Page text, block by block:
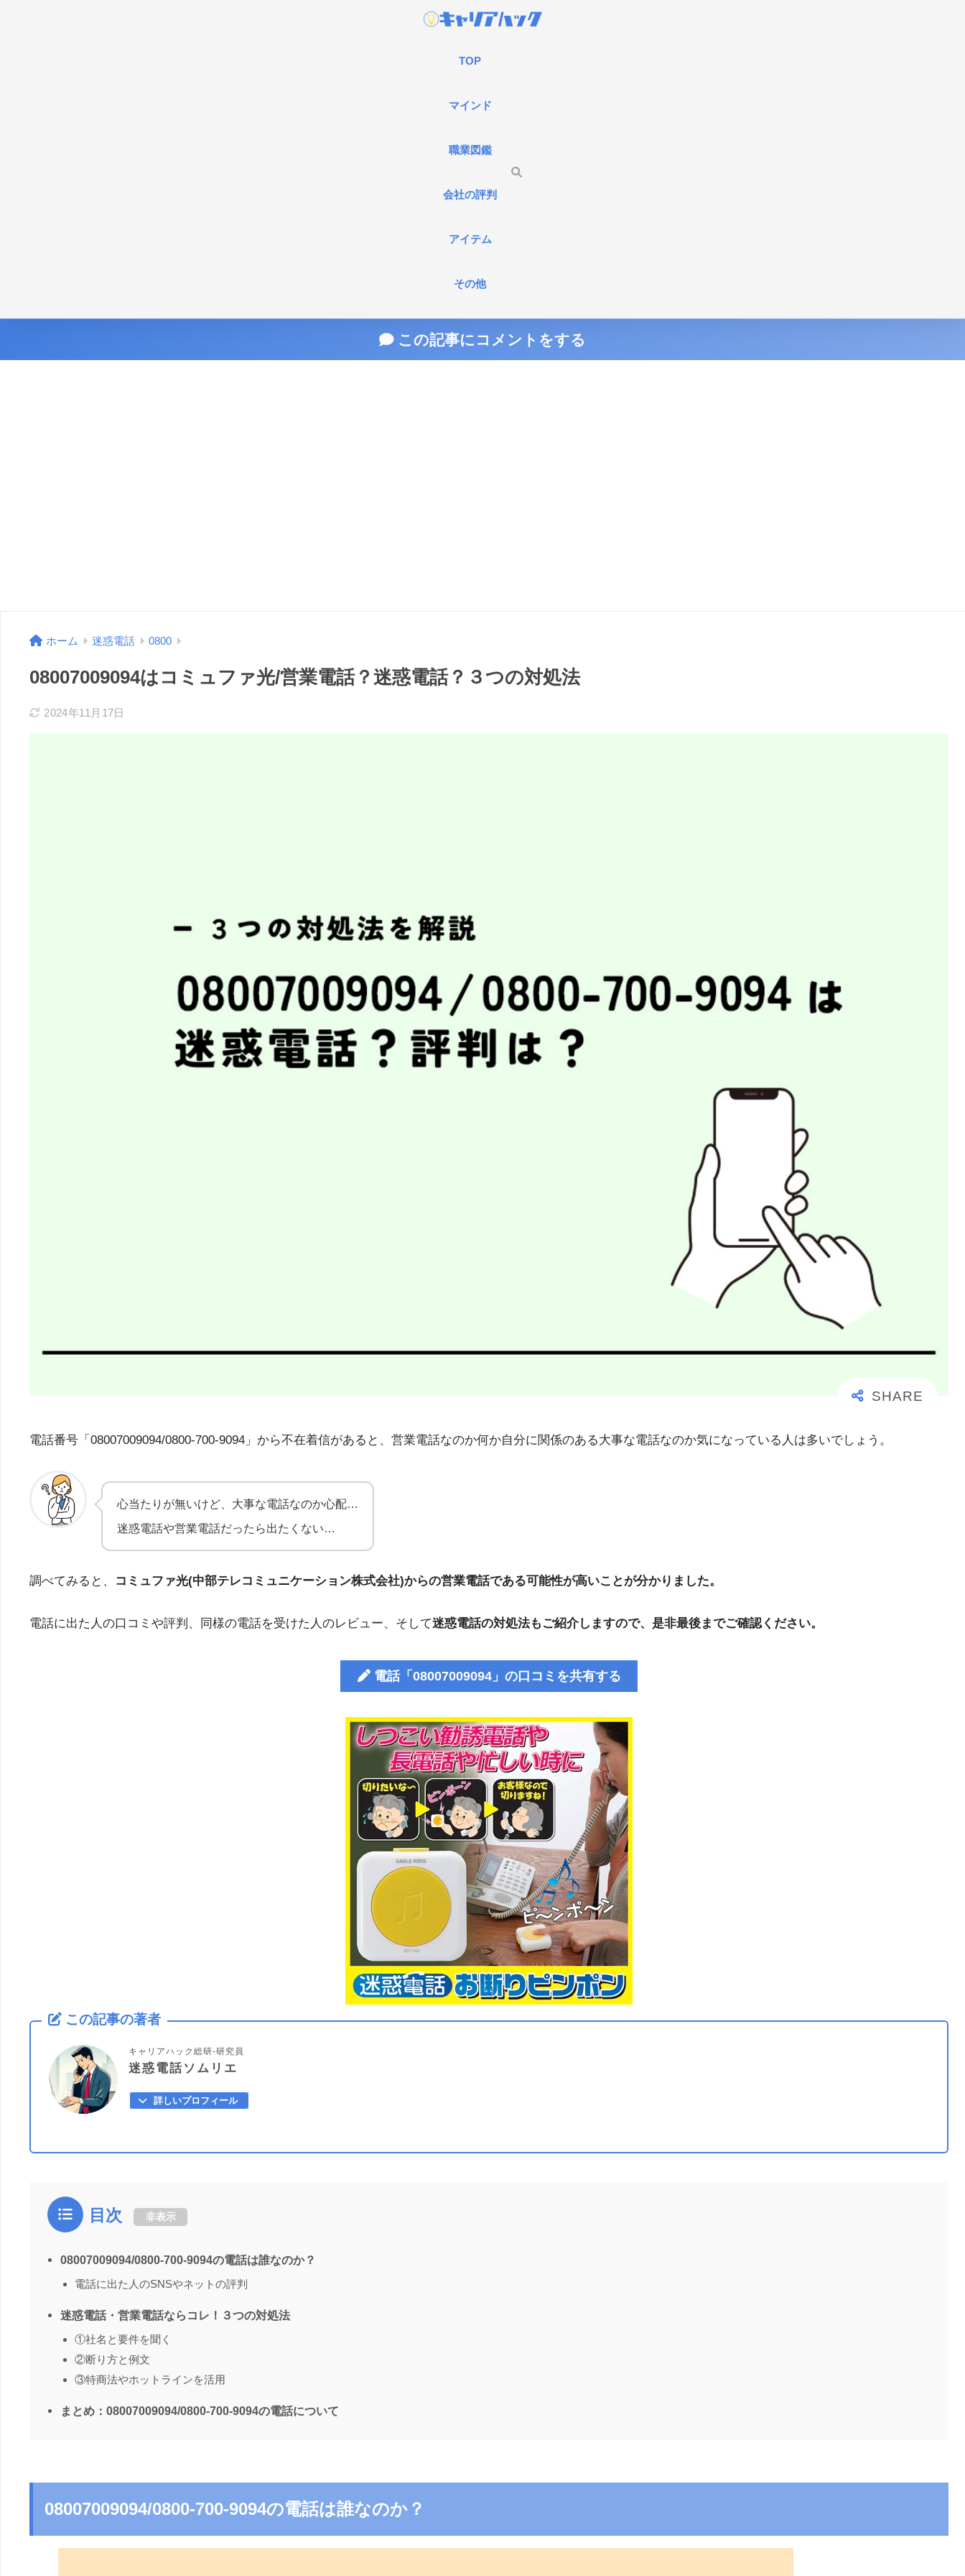
TOP
マインド
職業図鑑
会社の評判
アイテム
その他
この記事にコメントをする
ホーム 迷惑電話 0800
08007009094はコミュファ光/営業電話？迷惑電話？３つの対処法
2024年11月17日
電話番号「08007009094/0800-700-9094」から不在着信があると、営業電話なのか何か自分に関係のある大事な電話なのか気になっている人は多いでしょう。
心当たりが無いけど、大事な電話なのか心配…
迷惑電話や営業電話だったら出たくない…
調べてみると、 コミュファ光(中部テレコミュニケーション株式会社)からの営業電話である可能性が高いことが分かりました。
電話に出た人の口コミや評判、同様の電話を受けた人のレビュー、そして迷惑電話の対処法もご紹介しますので、是非最後までご確認ください。
電話「08007009094」の口コミを共有する
この記事の著者
キャリアハック総研-研究員
迷惑電話ソムリエ
詳しいプロフィール
目次 非表示
08007009094/0800-700-9094の電話は誰なのか？
電話に出た人のSNSやネットの評判
迷惑電話・営業電話ならコレ！３つの対処法
①社名と要件を聞く
②断り方と例文
③特商法やホットラインを活用
まとめ：08007009094/0800-700-9094の電話について
08007009094/0800-700-9094の電話は誰なのか？